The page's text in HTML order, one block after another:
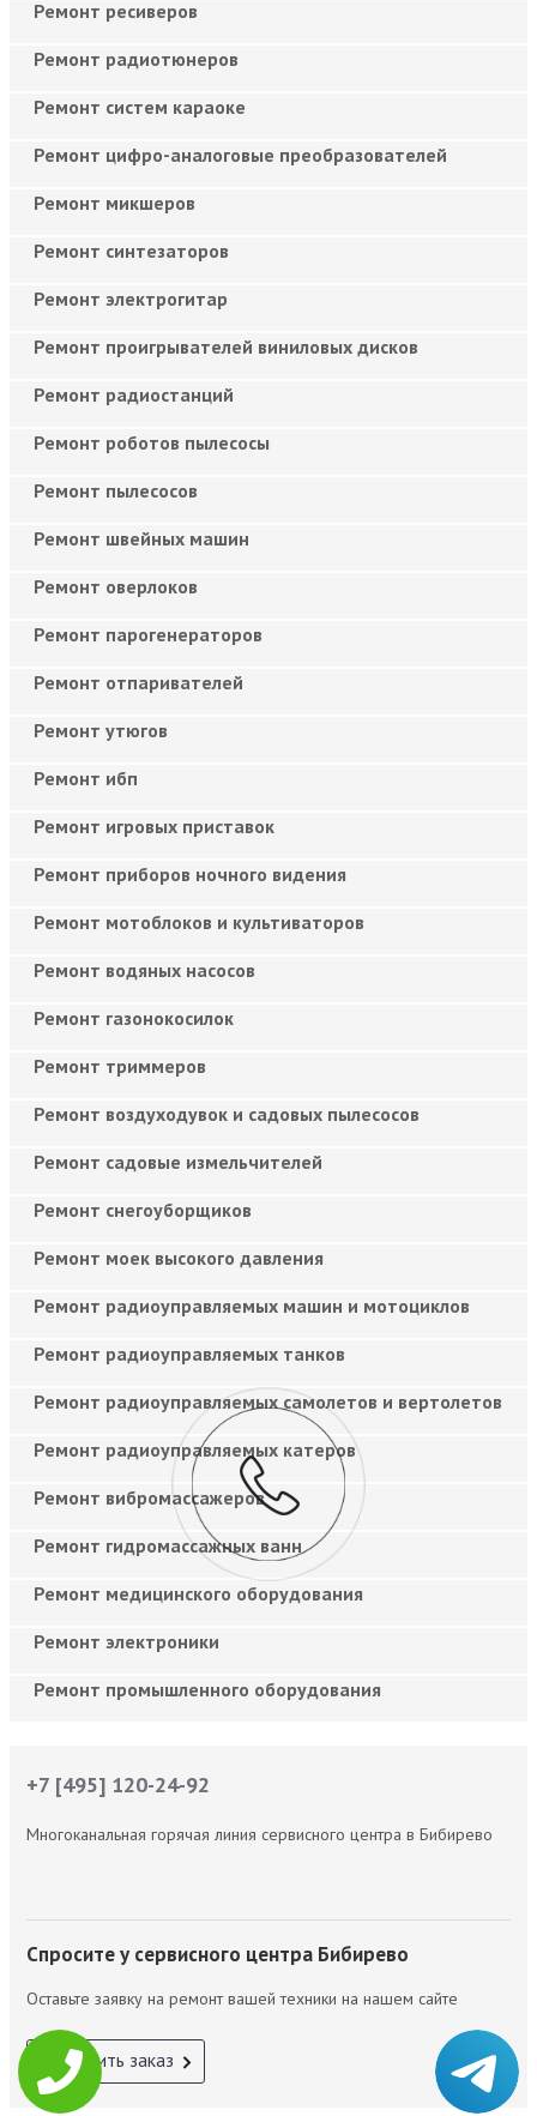
Ремонт ресиверов
Ремонт радиотюнеров
Ремонт систем караоке
Ремонт цифро-аналоговые преобразователей
Ремонт микшеров
Ремонт синтезаторов
Ремонт электрогитар
Ремонт проигрывателей виниловых дисков
Ремонт радиостанций
Ремонт роботов пылесосы
Ремонт пылесосов
Ремонт швейных машин
Ремонт оверлоков
Ремонт парогенераторов
Ремонт отпаривателей
Ремонт утюгов
Ремонт ибп
Ремонт игровых приставок
Ремонт приборов ночного видения
Ремонт мотоблоков и культиваторов
Ремонт водяных насосов
Ремонт газонокосилок
Ремонт триммеров
Ремонт воздуходувок и садовых пылесосов
Ремонт садовые измельчителей
Ремонт снегоуборщиков
Ремонт моек высокого давления
Ремонт радиоуправляемых машин и мотоциклов
Ремонт радиоуправляемых танков
Ремонт радиоуправляемых самолетов и вертолетов
Ремонт радиоуправляемых катеров
Ремонт вибромассажеров
Ремонт гидромассажных ванн
Ремонт медицинского оборудования
Ремонт электроники
Ремонт промышленного оборудования
+7 [495] 120-24-92
Многоканальная горячая линия сервисного центра в Бибирево
Спросите у сервисного центра Бибирево
Оставьте заявку на ремонт вашей техники на нашем сайте
Оформить заказ